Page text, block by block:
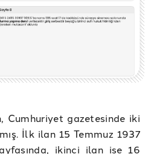
Cumhuriyet gazetesinde iki
İlk ilan 15 Temmuz 1937
ikinci ilan ise 16